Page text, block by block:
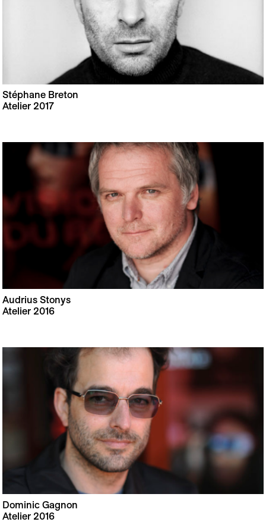
Stéphane Breton
Atelier 2017
Audrius Stonys
Atelier 2016
Dominic Gagnon
Atelier 2016